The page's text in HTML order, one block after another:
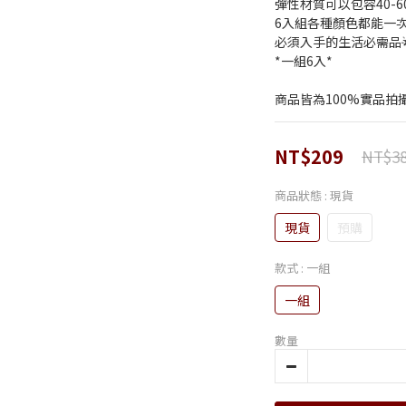
彈性材質可以包容40-
6入組各種顏色都能一
必須入手的生活必需品
*一組6入*
商品皆為100%實品拍
NT$209
商品狀態 : 現貨
現貨 預購
款式 : 一組
一組
數量